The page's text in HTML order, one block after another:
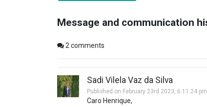
Message and communication
2 comments
Sadi Vilela Vaz da Silva
Published on February 23rd 2023, 6:11:24 pm
Caro Henrique,